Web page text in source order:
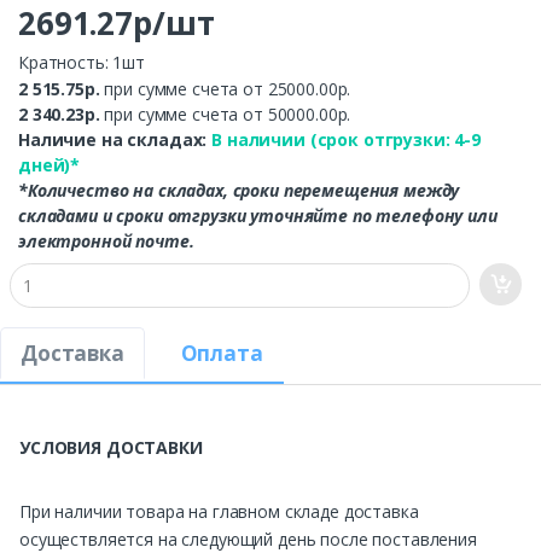
2691.27р/шт
Кратность: 1шт
2 515.75р.при сумме счета от 25000.00р.
2 340.23р.при сумме счета от 50000.00р.
Наличие на складах: В наличии (срок отгрузки: 4-9
дней)*
*Количество на складах, сроки перемещения между
складами и сроки отгрузки уточняйте по телефону или
электронной почте.
Доставка Оплата
УСЛОВИЯ ДОСТАВКИ
При наличии товара на главном складе доставка
осуществляется на следующий день после поставления